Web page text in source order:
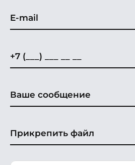
Прикрепить файл